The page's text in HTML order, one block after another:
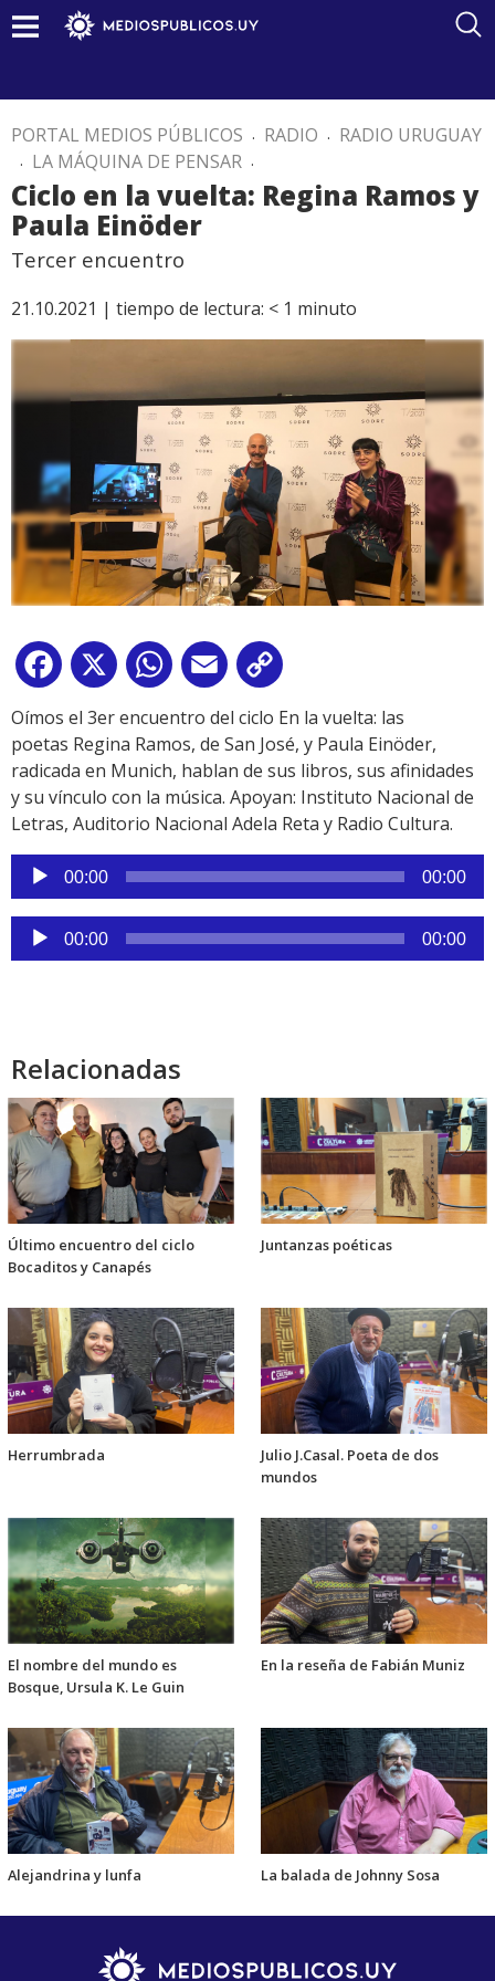
PORTAL MEDIOS PÚBLICOS . RADIO . RADIO URUGUAY
. LA MÁQUINA DE PENSAR .
Ciclo en la vuelta: Regina Ramos y
Paula Einöder
Tercer encuentro
21.10.2021 | tiempo de lectura: < 1 minuto
Facebook
X WhatsApp
Email
Link
Oímos el 3er encuentro del ciclo En la vuelta: las
poetas Regina Ramos, de San José, y Paula Einöder,
radicada en Munich, hablan de sus libros, sus afinidades
y su vínculo con la música. Apoyan: Instituto Nacional de
Letras, Auditorio Nacional Adela Reta y Radio Cultura.
Reproductor
de
audio
00:00 00:00
Reproductor
de
00:00 00:00
Relacionadas
Último encuentro del ciclo
Bocaditos y Canapés
Juntanzas poéticas
Herrumbrada
Julio J.Casal. Poeta de dos
mundos
El nombre del mundo es
Bosque, Ursula K. Le Guin
En la reseña de Fabián Muniz
Alejandrina y lunfa La balada de Johnny Sosa